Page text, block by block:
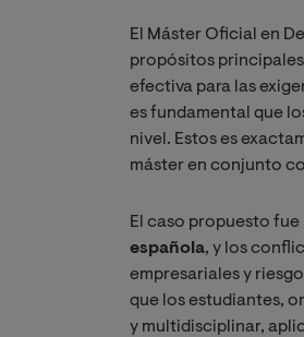
El Máster Oficial en
propósitos
efectiva para las
es fundamental que
nivel. Estos es
máster en conjunto
El caso propuesto
española, y los
empresariales y
que los estudiantes,
y multidisciplinar,